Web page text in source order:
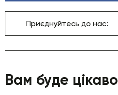
Приєднуйтесь до нас:
Вам буде цікаво